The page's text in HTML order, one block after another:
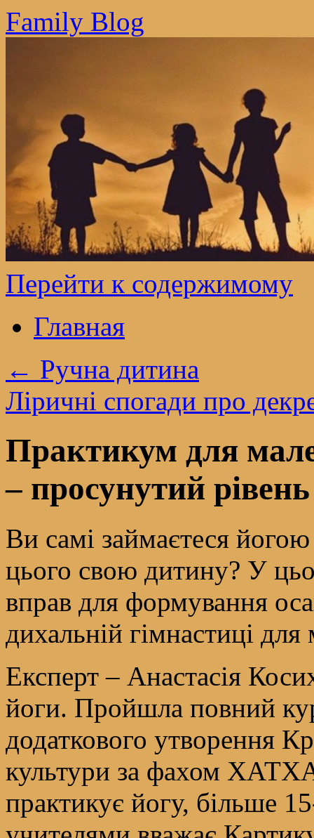
Family Blog
Перейти к содержимому
Главная
← Ручна дитина
Ліричні спогади про
Практикум для
– просунутий рівень
Ви самі займаєтеся
цього свою дитину? У
вправ для формування
дихальній гімнастиці
Експерт – Анастасія
йоги. Пройшла повний
додаткового утворення
культури за фахом
практикує йогу, більше